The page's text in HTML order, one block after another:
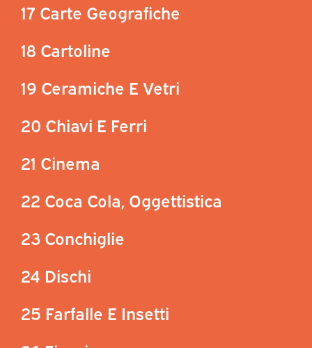
17 Carte Geografiche
18 Cartoline
19 Ceramiche E Vetri
20 Chiavi E Ferri
21 Cinema
22 Coca Cola, Oggettistica
23 Conchiglie
24 Dischi
25 Farfalle E Insetti